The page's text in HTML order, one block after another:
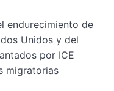
endurecimiento de
Unidos y del
por ICE
migratorias